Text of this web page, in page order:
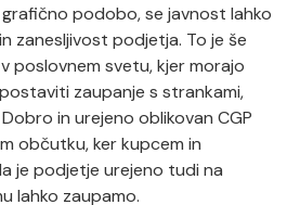
podobo, se javnost lahko
zanesljivost podjetja. To je še
poslovnem svetu, kjer morajo
zaupanje s strankami,
in urejeno oblikovan CGP
občutku, ker kupcem in
je podjetje urejeno tudi na
lahko zaupamo.